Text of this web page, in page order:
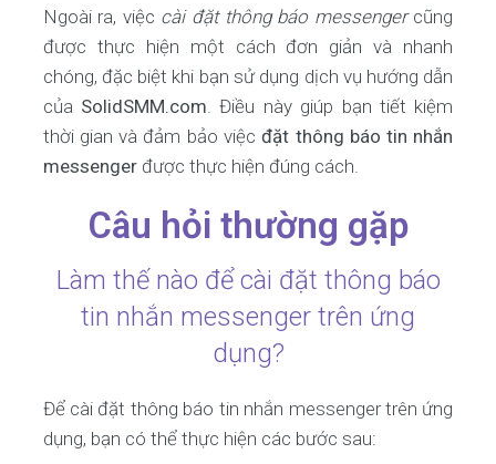
Ngoài ra, việc cài đặt thông báo messengercũng
được thực hiện một cách đơn giản và nhanh
chóng, đặc biệt khi bạn sử dụng dịch vụ hướng dẫn
của SolidSMM.com. Điều này giúp bạn tiết kiệm
thời gian và đảm bảo việcđặt thông báo tin nhắn
messengerđược thực hiện đúng cách.
Câu hỏi thường gặp
Làm thế nào để cài đặt thông báo
tin nhắn messenger trên ứng
dụng?
Để cài đặt thông báo tin nhắn messenger trên ứng
dụng, bạn có thể thực hiện các bước sau: